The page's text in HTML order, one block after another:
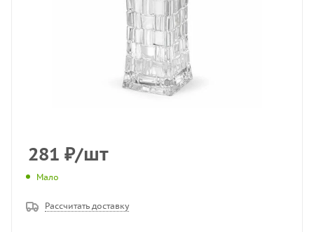
281 ₽/шт
Мало
Рассчитать доставку